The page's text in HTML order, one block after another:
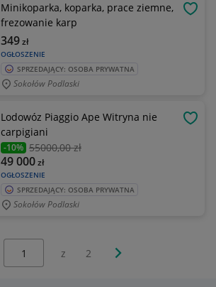
Minikoparka, koparka, prace ziemne,
frezowanie karp
OGŁOSZENIE
349zł
SPRZEDAJĄCY: OSOBA PRYWATNA
Sokołów Podlaski
Lodowóz Piaggio Ape Witryna nie
carpigiani
-10% 55000,00 zł
OGŁOSZENIE
49 000zł
SPRZEDAJĄCY: OSOBA PRYWATNA
Sokołów Podlaski
z 2 Następna strona